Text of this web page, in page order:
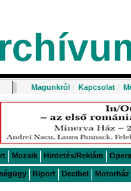
Magunkról | Kapcsolat |
Mozaik Hirdetés/Reklám Opera
Riport Decibel Motorház